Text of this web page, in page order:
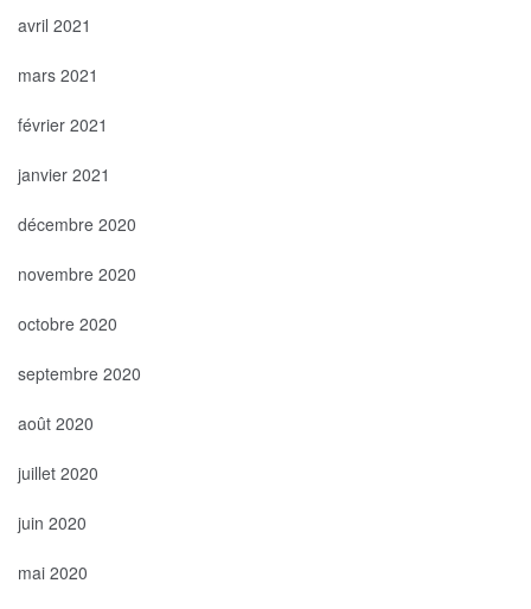
avril 2021
mars 2021
février 2021
janvier 2021
décembre 2020
novembre 2020
octobre 2020
septembre 2020
août 2020
juillet 2020
juin 2020
mai 2020